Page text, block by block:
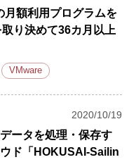
月額利用プログラムを
り決めて36カ月以上
VMware
2020/10/19
ータを処理・保存す
ド「HOKUSAI-Sailin